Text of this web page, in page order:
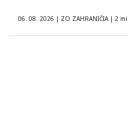
06. 08. 2026 | ZO ZAHRANIČIA | 2